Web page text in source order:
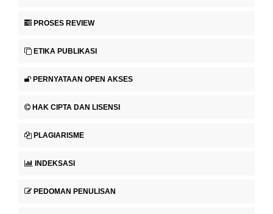
PROSES REVIEW
ETIKA PUBLIKASI
PERNYATAAN OPEN AKSES
HAK CIPTA DAN LISENSI
PLAGIARISME
INDEKSASI
PEDOMAN PENULISAN